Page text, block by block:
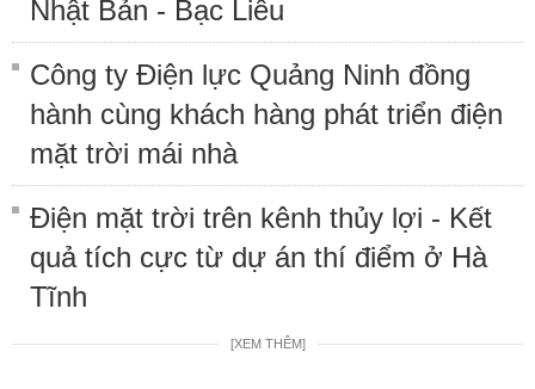
Nhật Bản - Bạc Liêu
Công ty Điện lực Quảng Ninh đồng
hành cùng khách hàng phát triển điện
mặt trời mái nhà
Điện mặt trời trên kênh thủy lợi - Kết
quả tích cực từ dự án thí điểm ở Hà
Tĩnh
[XEM THÊM]